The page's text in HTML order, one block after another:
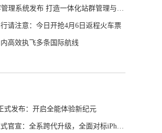
媒塔CMS内容管理系统发布 打造一体化站群管理与软文发布交易平台
请注意：今日开抢4月6日返程火车票
高效执飞多条国际航线
式发布：开启全能体验新纪元
小米17系列正式官宣：全系跨代升级，全面对标iPhone